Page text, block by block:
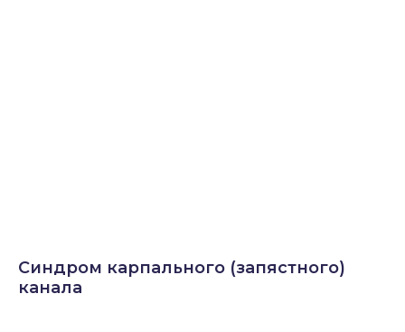
Синдром карпального (запястного)
канала